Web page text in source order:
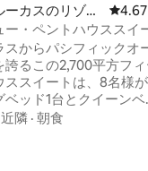
星の平均評価
カスのリゾー
レビ
ー・ペントハウススイ
クデューンズ - カボ
スからパシフィックオ
誇るこの2,700平方フ
ススイートは、8名様
ッド1台とクイーンベ
つのベッドルーム、広々
近隣 · 朝食